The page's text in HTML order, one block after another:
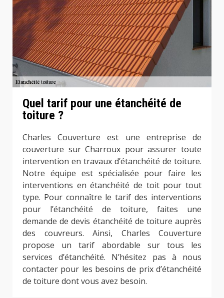
Quel tarif pour une étanchéité de
toiture ?
Charles Couverture est une entreprise de
couverture sur Charroux pour assurer toute
intervention en travaux d’étanchéité de toiture.
Notre équipe est spécialisée pour faire les
interventions en étanchéité de toit pour tout
type. Pour connaître le tarif des interventions
pour l’étanchéité de toiture, faites une
demande de devis étanchéité de toiture auprès
des couvreurs. Ainsi, Charles Couverture
propose un tarif abordable sur tous les
services d’étanchéité. N’hésitez pas à nous
contacter pour les besoins de prix d’étanchéité
de toiture dont vous avez besoin.